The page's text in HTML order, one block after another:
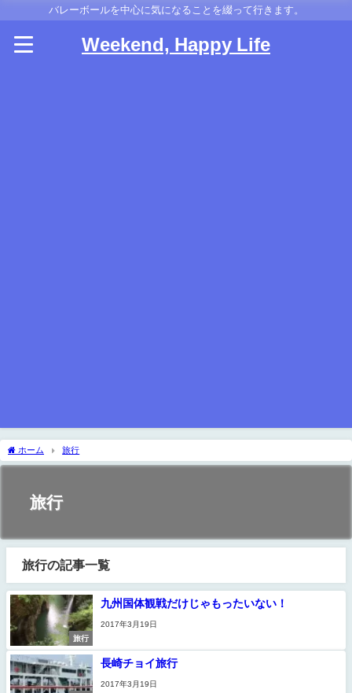
バレーボールを中心に気になることを綴って行きます。
Weekend, Happy Life
ホーム 旅行
旅行
旅行の記事一覧
旅行
九州国体観戦だけじゃもったいない！
2017年3月19日
長崎チョイ旅行
2017年3月19日